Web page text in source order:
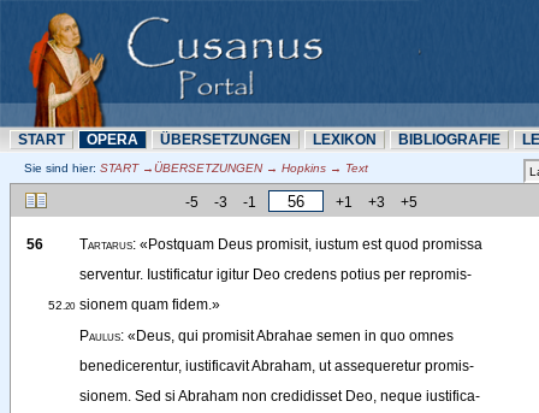
START OPERA ÜBERSETZUNN LEXIKON BIBLIOGRAFIE
Sie sind hier: START →ÜBERSETZUNN → Hopkins → Text
-5 -3 -1 +1 +3 +5
56 Tartarus: « Postquam Deus promisit, iustum est quod promissa
serventur. Iustificatur igitur Deo credens potius per repromis-
52.20 sionem quam fidem.»
Paulus: « Deus, qui promisitAbrahae semen in quo omnes
benedicerentur, iustificavitAbraham, ut assequeretur promis-
sionem. Sed si Abraham non credidisset Deo, neque iustifica-